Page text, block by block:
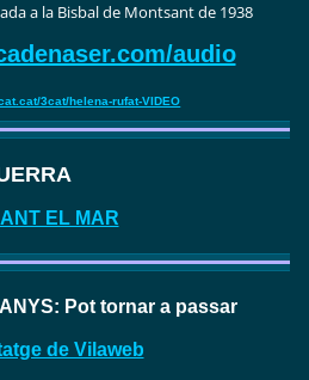
a la Bisbal de Montsant de 1938
audio
3cat/helena-rufat-VIDEO
EL MAR
Pot tornar a passar
de Vilaweb